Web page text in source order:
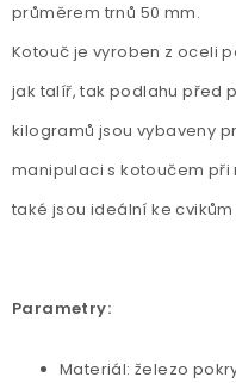
průměrem trnů 50 mm.
Kotouč je vyroben z oceli
jak talíř, tak podlahu před
kilogramů jsou vybaveny
manipulaci s kotoučem při
také jsou ideální ke
Parametry:
Materiál: železo